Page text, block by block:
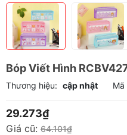
Bóp Viết Hình
Thương hiệu: cập nhật Mã
29.273₫
Giá cũ: 64.101₫